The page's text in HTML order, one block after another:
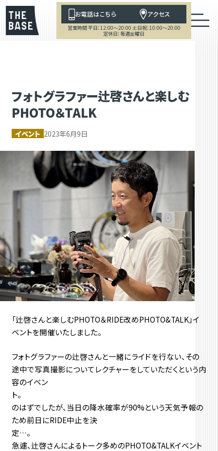
お電話はこちら アクセス
営業時間 平日：12:00～20:00 土日祝：10:00～20:00
定休日：毎週金曜日
フォトグラファー辻啓さんと楽しむ
PHOTO＆TALK
イベント 2023年6月9日
「辻啓さんと楽しむPHOTO＆RIDE改めPHOTO&TALK」イ
ベントを開催いたしました。
フォトグラファーの辻啓さんと一緒にライドを行ない、その
途中で写真撮影についてレクチャーをしていただくという内
容のイベン
のはずでしたが、当日の降水確率が90%という天気予報の
ため前日にRIDE中止を決
急遽、辻啓さんによるトーク多めのPHOTO&TALKイベント